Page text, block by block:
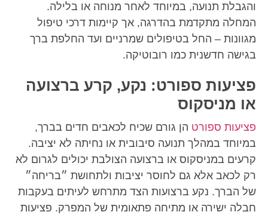
והגבלת תנועה, במיוחד לאחר מנוחה או בלילה.
המחלה מתקדמת בהדרגה, אך קיימות דרכי טיפול
מגוונות – החל בטיפולים שמרניים ועד החלפת ברך
בגישה חדשנית כמו רובוטיקה.
פציעות ספורט: נקע, קרע ברצועה
או מניסקוס
פציעות ספורט הן גורם שכיח לכאבים חדים בברך,
במיוחד במהלך תנועה סיבובית או נחיתה לא יציבה.
קרעים במניסקוס או ברצועה הצולבת יכולים לגרום לא
רק לכאב אלא גם לחוסר יציבות ולתחושת ״בריחה״
של הברך. נקע ברצועות הצד מתרחש לעיתים בעקבות
חבלה ישירה או מתיחה פתאומית של המפרק. פציעות